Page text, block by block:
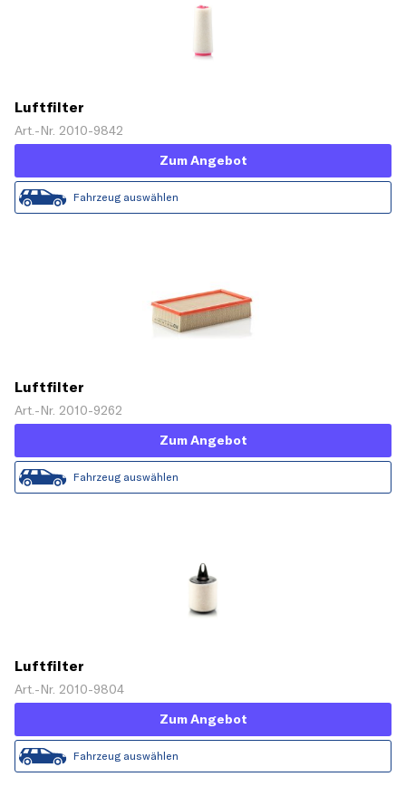
Luftfilter
Art.-Nr. 2010-9842
Zum Angebot
Fahrzeug auswählen
Luftfilter
Art.-Nr. 2010-9262
Zum Angebot
Fahrzeug auswählen
Luftfilter
Art.-Nr. 2010-9804
Zum Angebot
Fahrzeug auswählen